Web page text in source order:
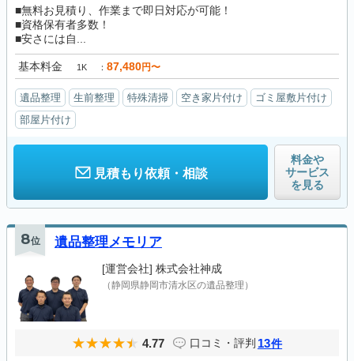
■無料お見積り、作業まで即日対応が可能！
■資格保有者多数！
■安さには自...
基本料金 1K 87,480円〜
遺品整理 生前整理 特殊清掃 空き家片付け
ゴミ屋敷片付け
部屋片付け
見積もり依頼・相談
料金や
サービス
を見る
8位 遺品整理メモリア
[運営会社] 株式会社神成
（静岡県静岡市清水区の遺品整理）
4.77 口コミ・評判 13件